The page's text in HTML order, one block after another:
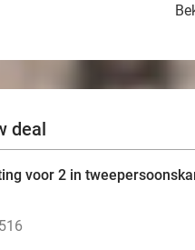
deal
voor 2 in